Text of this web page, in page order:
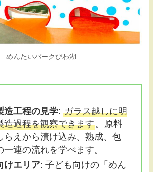
めんたいパークびわ湖
造工程の見学:ガラス越しに明
造過程を観察できます。原料
らえから漬け込み、熟成、包
一連の流れを学べます。
けエリア: 子ども向けの「めん